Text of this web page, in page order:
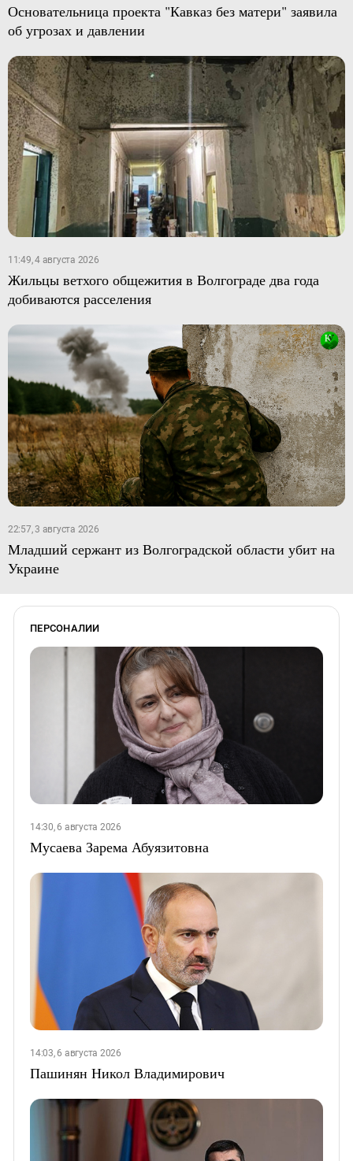
Основательница проекта "Кавказ без матери" заявила
об угрозах и давлении
11:49, 4 августа 2026
Жильцы ветхого общежития в Волгограде два года
добиваются расселения
22:57, 3 августа 2026
Младший сержант из Волгоградской области убит на
Украине
ПЕРСОНАЛИИ
14:30, 6 августа 2026
Мусаева Зарема Абуязитовна
14:03, 6 августа 2026
Пашинян Никол Владимирович